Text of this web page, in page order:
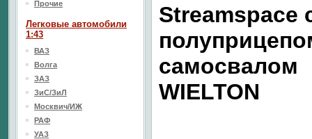
Streamspace
самосвалом
WIELTON
Прочие
Легковые автомобили
1:43
ВАЗ
Волга
ЗАЗ
ЗиС/ЗиЛ
Москвич/ИЖ
РАФ
УАЗ